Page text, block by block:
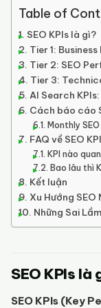
Table of
SEO KPIs là gì?
Tier 1:
Tier 2: SEO
Tier 3:
AI Search
Cách báo cáo
Monthly
FAQ về SEO
KPI nào
Bao lâu thì
Kết luận
Xu Hướng
Những Sai
SEO KPIs là
SEO KPIs (Key